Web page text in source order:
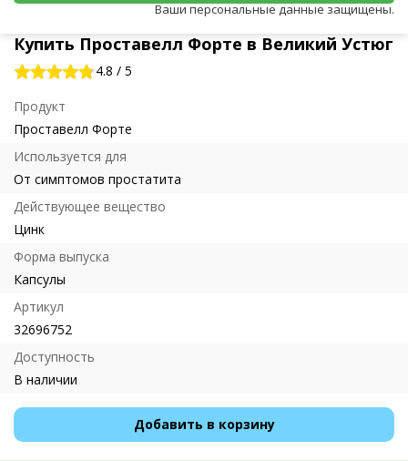
Купить Проставелл Форте в Великий Устюг
4.8 / 5
Продукт
Проставелл Форте
Используется для
От симптомов простатита
Действующее вещество
Цинк
Форма выпуска
Капсулы
Артикул
32696752
Доступность
В наличии
Добавить в корзину
Ваши персональные данные защищены.